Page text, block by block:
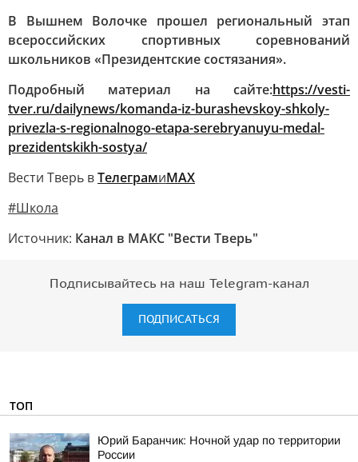
В Вышнем Волочке прошел региональный этап
всероссийских спортивных соревнований
школьников «Президентские состязания».
Подробный материал на сайте:https://vesti-
tver.ru/dailynews/komanda-iz-burashevskoy-shkoly-
privezla-s-regionalnogo-etapa-serebryanuyu-medal-
prezidentskikh-sostya/
Вести Тверь вТелеграмиМАХ
#Школа
Источник: Канал в МАКС "Вести Тверь"
Подписывайтесь на наш Telegram-канал
ПОДПИСАТЬСЯ
ТОП
Юрий Баранчик: Ночной удар по территории
России